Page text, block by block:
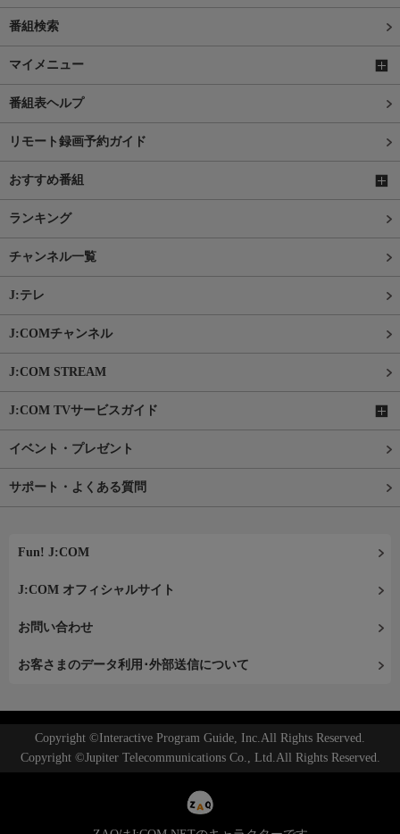
番組検索
マイメニュー
番組表ヘルプ
リモート録画予約ガイド
おすすめ番組
ランキング
チャンネル一覧
J:テレ
J:COMチャンネル
J:COM STREAM
J:COM TVサービスガイド
イベント・プレゼント
サポート・よくある質問
Fun! J:COM
J:COM オフィシャルサイト
お問い合わせ
お客さまのデータ利用･外部送信について
Copyright ©Interactive Program Guide, Inc.All Rights Reserved.
Copyright ©Jupiter Telecommunications Co., Ltd.All Rights Reserved.